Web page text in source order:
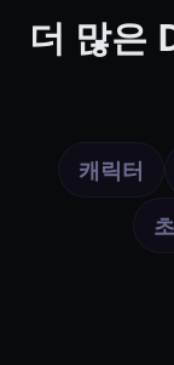
더 많은
캐릭터